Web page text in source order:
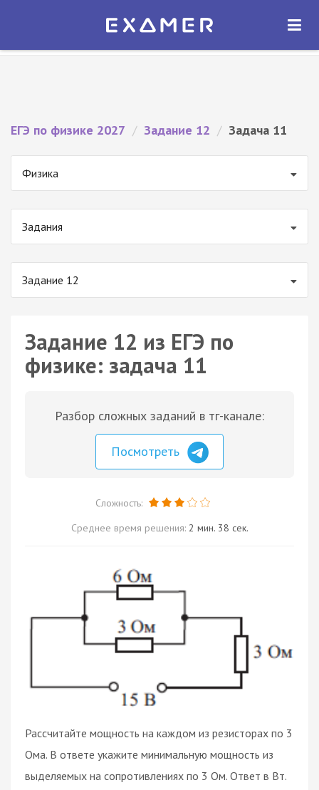
Экзамер — ЕГЭ 2027
ОТКРЫТЬ
ЕГЭ по физике 2027 / Задание 12 / Задача 11
Физика
Задания
Задание 12
Задание 12 из ЕГЭ по
физике: задача 11
Разбор сложных заданий в тг-канале:
Посмотреть
Сложность:
Среднее время решения: 2 мин. 38 сек.
Рассчитайте мощность на каждом из резисторах по 3
Ома. В ответе укажите минимальную мощность из
выделяемых на сопротивлениях по 3 Ом. Ответ в Вт.